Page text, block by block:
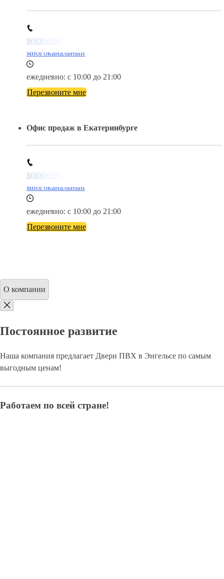
8(800)3085303
многоканальный
ежедневно: с 10:00 до 21:00
Перезвоните мне
Офис продаж в Екатеринбурге
8(800)3085303
многоканальный
ежедневно: с 10:00 до 21:00
Перезвоните мне
О компании
Постоянное развитие
Наша компания предлагает Двери ПВХ в Энгельсе по самым
выгодным ценам!
Работаем по всей стране!